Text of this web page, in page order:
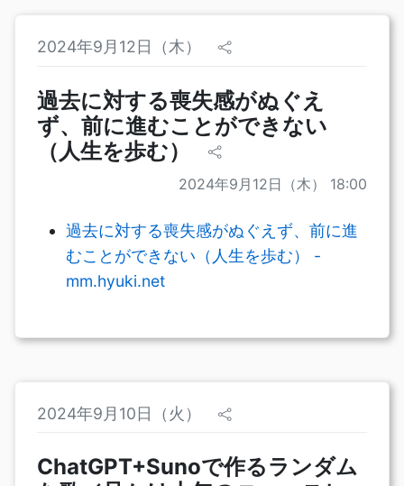
2024年9月12日（木）
過去に対する喪失感がぬぐえ
ず、前に進むことができない
（人生を歩む）
2024年9月12日（木） 18:00
過去に対する喪失感がぬぐえず、前に進
むことができない（人生を歩む） -
mm.hyuki.net
2024年9月10日（火）
ChatGPT+Sunoで作るランダム